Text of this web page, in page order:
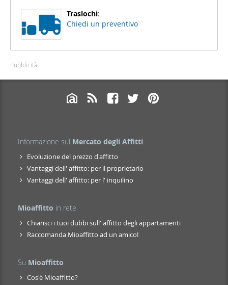
Traslochi:
Chiedi un preventivo
Pubblicità
Informazione sul Mercato degli Affitti
Evoluzione del prezzo d'affitto
Vantaggi dell' affitto: per il proprietario
Vantaggi dell' affitto: per l' inquilino
Mioaffitto in rete
Chiarisci i tuoi dubbi sull' affitto degli appartamenti
Raccomanda Mioaffitto ad un amico!
Su Mioaffitto
Cos'è Mioaffitto?